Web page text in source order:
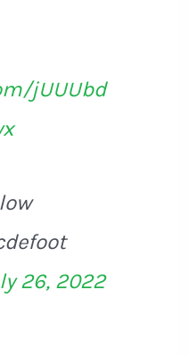
jUUUbd
26, 2022